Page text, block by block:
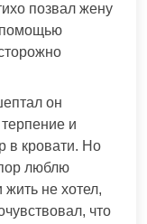
позвал жену
помощью
он
и
в кровати. Но
люблю
не хотел,
что